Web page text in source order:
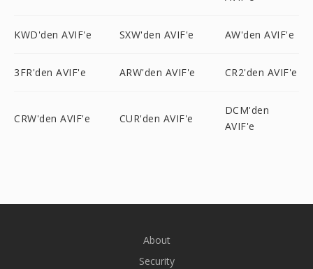
KWD'den AVIF'e SXW'den AVIF'e AW'den AVIF'e
3FR'den AVIF'e ARW'den AVIF'e CR2'den AVIF'e
CRW'den AVIF'e CUR'den AVIF'e
DCM'den
AVIF'e
About
Security